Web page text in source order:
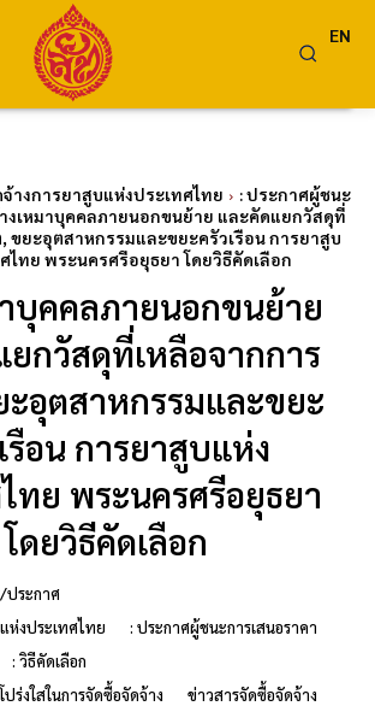
EN
างการยาสูบแห่งประเทศไทย
: ประกาศผู้ชนะ
งเหมาบุคคลภายนอกขนย้าย และคัดแยกวัสดุที่
ขยะอุตสาหกรรมและขยะครัวเรือน การยาสูบ
ไทย พระนครศรีอยุธยา โดยวิธีคัดเลือก
บุคคลภายนอกขนย้าย
ยกวัสดุที่เหลือจากการ
อุตสาหกรรมและขยะ
รือน การยาสูบแห่ง
ทย พระนครศรีอยุธยา
โดยวิธีคัดเลือก
ประกาศ
ห่งประเทศไทย
: ประกาศผู้ชนะการเสนอราคา
: วิธีคัดเลือก
ปร่งใสในการจัดซื้อจัดจ้าง
ข่าวสารจัดซื้อจัดจ้าง